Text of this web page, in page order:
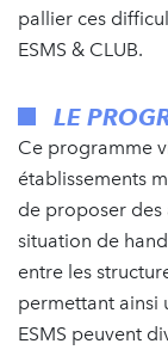
pallier ces
ESMS & CLUB.
LE
Ce programme
établissements
de proposer des
situation de
entre les
permettant ainsi
ESMS peuvent